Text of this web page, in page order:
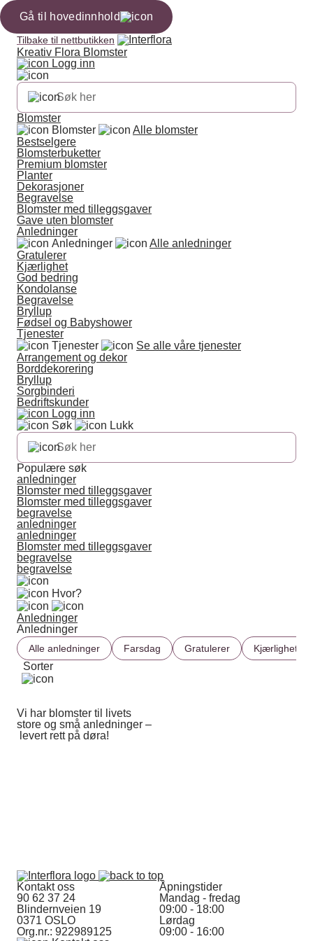
Gå til hovedinnhold
Tilbake til nettbutikken
Kreativ Flora Blomster
Logg inn
Blomster
Blomster
Alle blomster
Bestselgere
Blomsterbuketter
Premium blomster
Planter
Dekorasjoner
Begravelse
Blomster med tilleggsgaver
Gave uten blomster
Anledninger
Anledninger
Alle anledninger
Gratulerer
Kjærlighet
God bedring
Kondolanse
Begravelse
Bryllup
Fødsel og Babyshower
Tjenester
Tjenester
Se alle våre tjenester
Arrangement og dekor
Borddekorering
Bryllup
Sorgbinderi
Bedriftskunder
Logg inn
Søk
Lukk
Populære søk
anledninger
Blomster med tilleggsgaver
Blomster med tilleggsgaver
begravelse
anledninger
anledninger
Blomster med tilleggsgaver
begravelse
begravelse
Hvor?
Anledninger
Anledninger
Alle anledninger Farsdag Gratulerer Kjærlighet
Sorter
Vi har blomster til livets
store og små anledninger –
levert rett på døra!
Kontakt oss
90 62 37 24
Blindernveien 19
0371 OSLO
Org.nr.: 922989125
Åpningstider
Mandag - fredag
09:00 - 18:00
Lørdag
09:00 - 16:00